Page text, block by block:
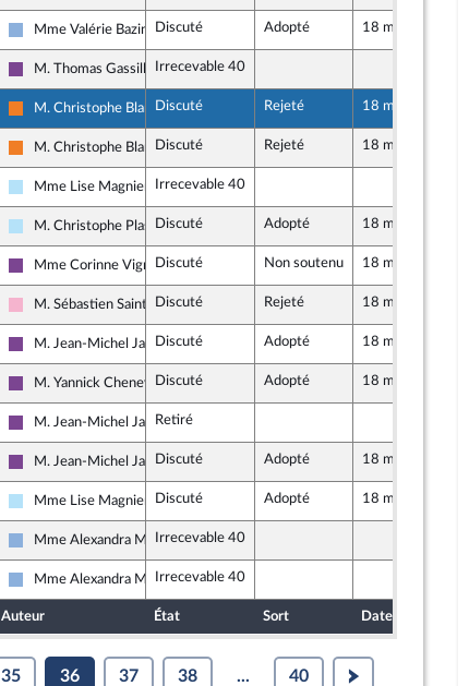
Droite Républicaine
Mme Valérie Bazin-Malgras
Discuté Adopté 18 mai 2026
Ensemble pour la République
M. Thomas GassilloudIrrecevable 40
Les Démocrates
M. Christophe BlanchetDiscuté Rejeté 18 mai 2026
Les Démocrates
M. Christophe BlanchetDiscuté Rejeté 18 mai 2026
Horizons & Indépendants
Mme Lise Magnier Irrecevable 40
Horizons & Indépendants
M. Christophe PlassardDiscuté Adopté 18 mai 2026
Ensemble pour la République
Mme Corinne VignonDiscuté Non soutenu 18 mai 2026
Socialistes et apparentés
M. Sébastien Saint-Pasteur
Discuté Rejeté 18 mai 2026
Ensemble pour la République
M. Jean-Michel JacquesDiscuté Adopté 18 mai 2026
Ensemble pour la République
M. Yannick ChenevardDiscuté Adopté 18 mai 2026
Ensemble pour la République
M. Jean-Michel Jacques
Retiré
Ensemble pour la République
M. Jean-Michel JacquesDiscuté Adopté 18 mai 2026
Horizons & Indépendants
Mme Lise Magnier Discuté Adopté 18 mai 2026
Droite Républicaine
Mme Alexandra Martin (Alpes-Maritimes)
Irrecevable 40
Droite Républicaine
Mme Alexandra Martin (Alpes-Maritimes)
Irrecevable 40
Auteur État Sort Date d'examen
35 36 37 38 ... 40